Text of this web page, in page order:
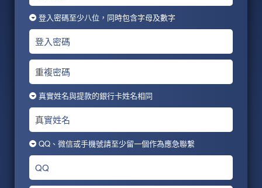
登入密碼至少八位，同時包含字母及數字
登入密碼
重複密碼
真實姓名與提款的銀行卡姓名相同
真實姓名
QQ、微信或手機號請至少留一個作為應急聯繫
QQ